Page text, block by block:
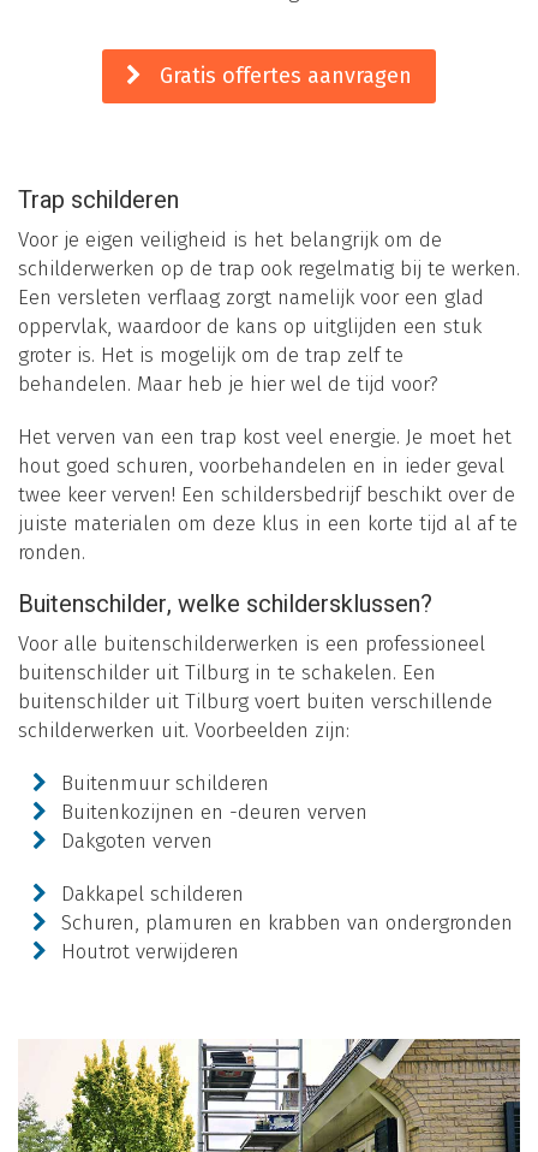
Gratis offertes aanvragen
Trap schilderen
Voor je eigen veiligheid is het belangrijk om de
schilderwerken op de trap ook regelmatig bij te werken.
Een versleten verflaag zorgt namelijk voor een glad
oppervlak, waardoor de kans op uitglijden een stuk
groter is. Het is mogelijk om de trap zelf te
behandelen. Maar heb je hier wel de tijd voor?
Het verven van een trap kost veel energie. Je moet het
hout goed schuren, voorbehandelen en in ieder geval
twee keer verven! Een schildersbedrijf beschikt over de
juiste materialen om deze klus in een korte tijd al af te
ronden.
Buitenschilder, welke schildersklussen?
Voor alle buitenschilderwerken is een professioneel
buitenschilder uit Tilburg in te schakelen. Een
buitenschilder uit Tilburg voert buiten verschillende
schilderwerken uit. Voorbeelden zijn:
Buitenmuur schilderen
Buitenkozijnen en -deuren verven
Dakgoten verven
Dakkapel schilderen
Schuren, plamuren en krabben van ondergronden
Houtrot verwijderen